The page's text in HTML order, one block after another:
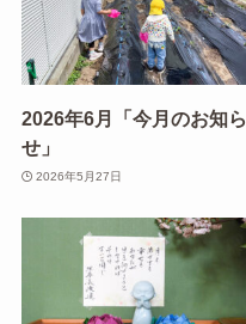
2026年6月「今月のお知ら
せ」
2026年5月27日